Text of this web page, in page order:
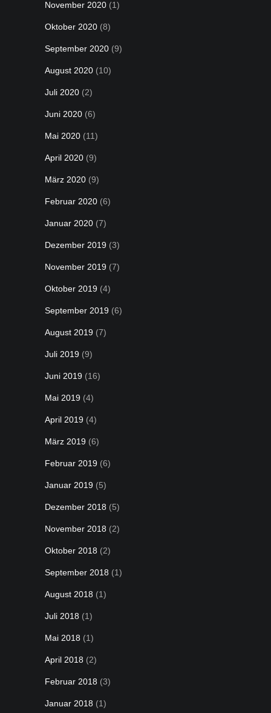
November 2020 (1)
Oktober 2020 (8)
September 2020 (9)
August 2020 (10)
Juli 2020 (2)
Juni 2020 (6)
Mai 2020 (11)
April 2020 (9)
März 2020 (9)
Februar 2020 (6)
Januar 2020 (7)
Dezember 2019 (3)
November 2019 (7)
Oktober 2019 (4)
September 2019 (6)
August 2019 (7)
Juli 2019 (9)
Juni 2019 (16)
Mai 2019 (4)
April 2019 (4)
März 2019 (6)
Februar 2019 (6)
Januar 2019 (5)
Dezember 2018 (5)
November 2018 (2)
Oktober 2018 (2)
September 2018 (1)
August 2018 (1)
Juli 2018 (1)
Mai 2018 (1)
April 2018 (2)
Februar 2018 (3)
Januar 2018 (1)